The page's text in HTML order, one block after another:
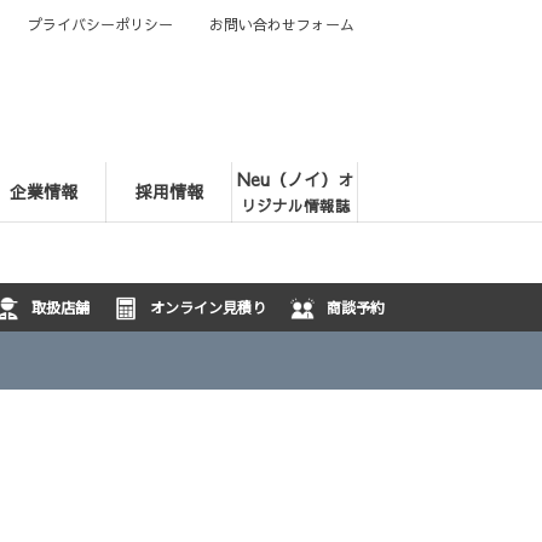
企業情報 採用情報 Neu（ノイ） オ
リジナル情報誌
プライバシーポリシー お問い合わせフォーム
取扱店舗 オンライン見積り 商談予約